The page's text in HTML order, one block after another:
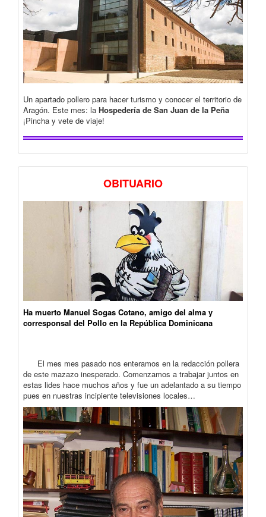
Un apartado pollero para hacer turismo y conocer el territorio de
Aragón. Este mes: la Hospedería de San Juan de la Peña
¡Pincha y vete de viaje!
OBITUARIO
Ha muerto Manuel Sogas Cotano, amigo del alma y
corresponsal del Pollo en la República Dominicana
El mes mes pasado nos enteramos en la redacción pollera
de este mazazo inesperado. Comenzamos a trabajar juntos en
estas lides hace muchos años y fue un adelantado a su tiempo
pues en nuestras incipiente televisiones locales…